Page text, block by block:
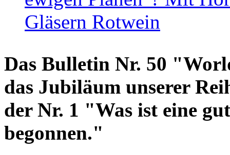
Gläsern Rotwein
Das Bulletin Nr. 50
das Jubiläum unserer
der Nr. 1 "Was ist eine
begonnen."